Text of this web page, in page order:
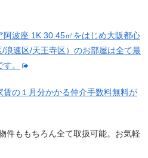
波座 1K 30.45㎡をはじめ大阪都心
浪速区/天王寺区）のお部屋は全て最
。
賃の１月分かかる仲介手数料無料が
件ももちろん全て取扱可能。お気軽